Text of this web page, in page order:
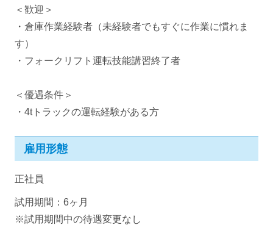
＜歓迎＞
・倉庫作業経験者（未経験者でもすぐに作業に慣れま
す）
・フォークリフト運転技能講習終了者
＜優遇条件＞
・4tトラックの運転経験がある方
雇用形態
正社員
試用期間：6ヶ月
※試用期間中の待遇変更なし